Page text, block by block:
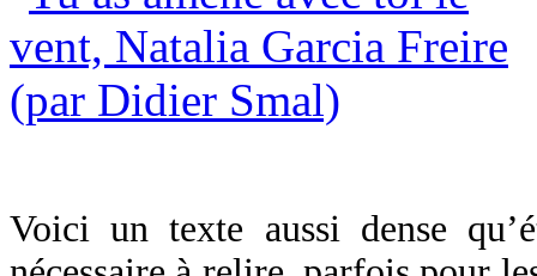
Voici un texte aussi dense